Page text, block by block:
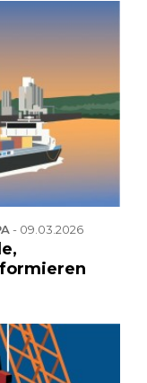
- 09.03.2026